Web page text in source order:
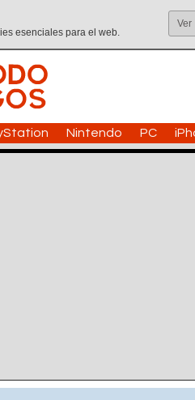
esenciales para el web.
Ver
Nintendo PC